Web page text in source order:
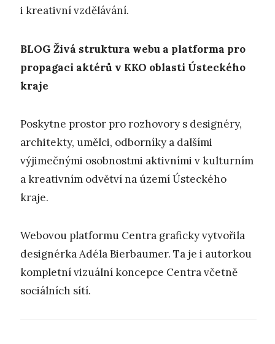
i kreativní vzdělávání.
BLOG Živá struktura webu a platforma pro
propagaci aktérů v KKO oblasti Ústeckého
kraje
Poskytne prostor pro rozhovory s designéry,
architekty, umělci, odborníky a dalšími
výjimečnými osobnostmi aktivními v kulturním
a kreativním odvětví na území Ústeckého
kraje.
Webovou platformu Centra graficky vytvořila
designérka Adéla Bierbaumer. Ta je i autorkou
kompletní vizuální koncepce Centra včetně
sociálních sítí.